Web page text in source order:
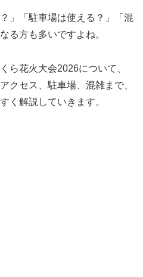
」「駐車場は使える？」「混
る方も多いですよね。
ら花火大会2026について、
クセス、駐車場、混雑まで、
く解説していきます。